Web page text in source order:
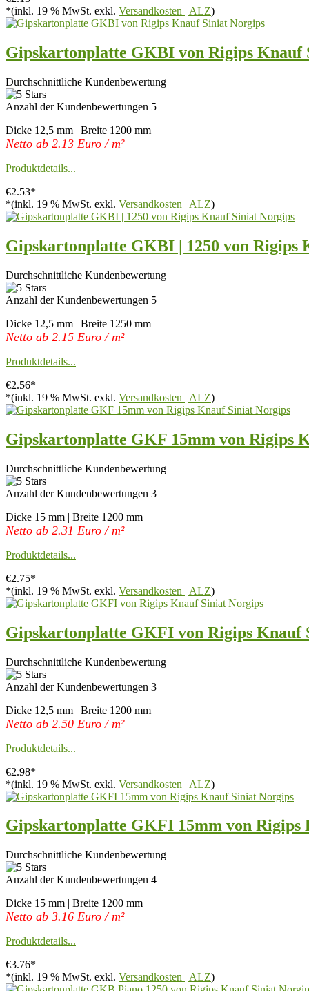
*(inkl. 19 % MwSt. exkl. Versandkosten | ALZ)
Gipskartonplatte GKBI von Rigips Knauf
Durchschnittliche Kundenbewertung
Anzahl der Kundenbewertungen 5
Dicke 12,5 mm | Breite 1200 mm
Netto ab 2.13 Euro / m²
Produktdetails...
€2.53*
*(inkl. 19 % MwSt. exkl. Versandkosten | ALZ)
Gipskartonplatte GKBI | 1250 von Rigips
Durchschnittliche Kundenbewertung
Anzahl der Kundenbewertungen 5
Dicke 12,5 mm | Breite 1250 mm
Netto ab 2.15 Euro / m²
Produktdetails...
€2.56*
*(inkl. 19 % MwSt. exkl. Versandkosten | ALZ)
Gipskartonplatte GKF 15mm von Rigips
Durchschnittliche Kundenbewertung
Anzahl der Kundenbewertungen 3
Dicke 15 mm | Breite 1200 mm
Netto ab 2.31 Euro / m²
Produktdetails...
€2.75*
*(inkl. 19 % MwSt. exkl. Versandkosten | ALZ)
Gipskartonplatte GKFI von Rigips Knauf
Durchschnittliche Kundenbewertung
Anzahl der Kundenbewertungen 3
Dicke 12,5 mm | Breite 1200 mm
Netto ab 2.50 Euro / m²
Produktdetails...
€2.98*
*(inkl. 19 % MwSt. exkl. Versandkosten | ALZ)
Gipskartonplatte GKFI 15mm von Rigips
Durchschnittliche Kundenbewertung
Anzahl der Kundenbewertungen 4
Dicke 15 mm | Breite 1200 mm
Netto ab 3.16 Euro / m²
Produktdetails...
€3.76*
*(inkl. 19 % MwSt. exkl. Versandkosten | ALZ)